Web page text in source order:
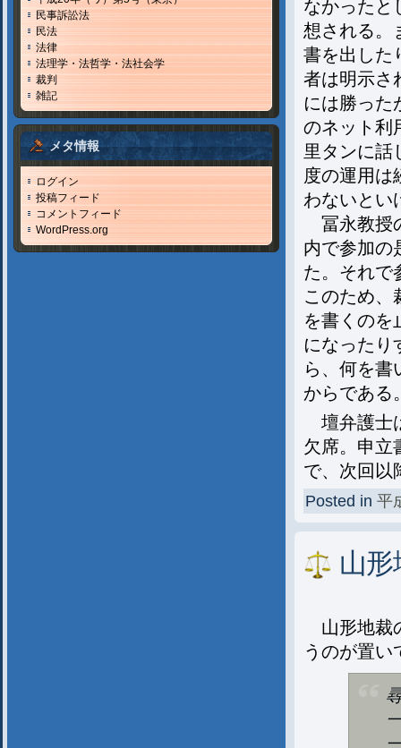
民事訴訟法
民法
法律
法理学・法哲学・法社会学
裁判
雑記
メタ情報
ログイン
投稿フィード
コメントフィード
WordPress.org
なかったと
想される。
書を出した
者は明示さ
には勝った
のネット利
里タンに話
度の運用は
わないとい
冨永教授
内で参加の
た。それで
このため、
を書くのを
になったり
ら、何を書
からである
壇弁護士
欠席。申立
で、次回以
Posted in 平
山
山形地裁
うのが置い